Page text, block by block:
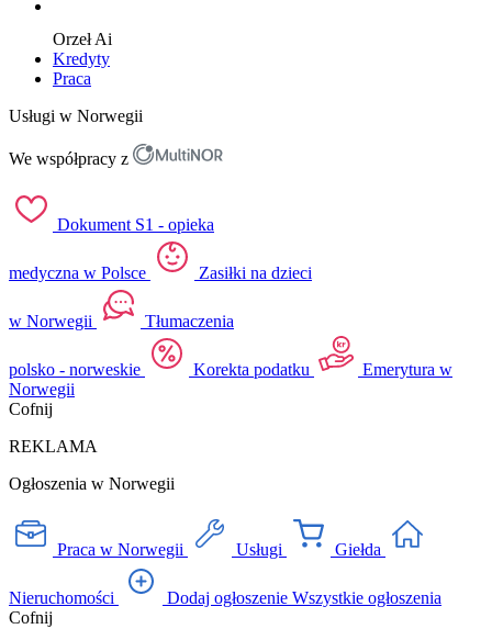
OrzełAi
Kredyty
Praca
Usługi w Norwegii
We współpracy z
Dokument S1 - opieka
medyczna w Polsce Zasiłki na dzieci
w Norwegii Tłumaczenia
polsko - norweskie Korekta podatku
Emerytura w
Norwegii
Cofnij
REKLAMA
Ogłoszenia w Norwegii
Praca w Norwegii Usługi Giełda
Nieruchomości Dodaj ogłoszenie Wszystkie ogłoszenia
Cofnij